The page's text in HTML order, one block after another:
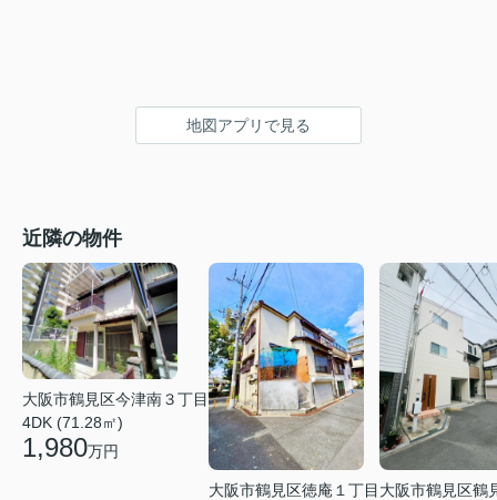
地図アプリで見る
近隣の物件
大阪市鶴見区今津南３丁目
4DK (71.28㎡)
1,980万円
大阪市鶴見区徳庵１丁目 大阪市鶴見区鶴